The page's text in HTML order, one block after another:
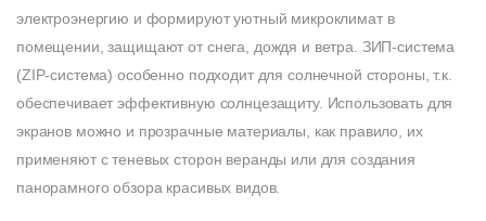
электроэнергию и формируют уютный микроклимат в
помещении, защищают от снега, дождя и ветра. ЗИП-система
(ZIP-система) особенно подходит для солнечной стороны, т.к.
обеспечивает эффективную солнцезащиту. Использовать для
экранов можно и прозрачные материалы, как правило, их
применяют с теневых сторон веранды или для создания
панорамного обзора красивых видов.